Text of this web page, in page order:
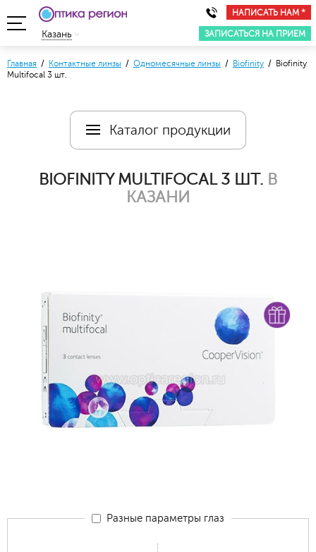
НАПИСАТЬ НАМ *
ЗАПИСАТЬСЯ НА ПРИЕМ
Казань
Главная / Контактные линзы / Одномесячные линзы / Biofinity / Biofinity
Multifocal 3 шт.
Каталог продукции
BIOFINITY MULTIFOCAL 3 ШТ. В
КАЗАНИ
Разные параметры глаз